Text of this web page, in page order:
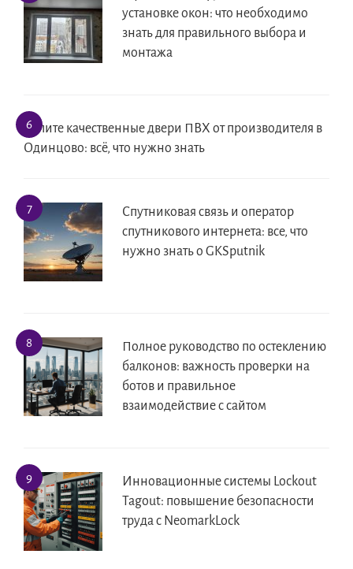
установке окон: что необходимо
знать для правильного выбора и
монтажа
Купите качественные двери ПВХ от производителя в
Одинцово: всё, что нужно знать
Спутниковая связь и оператор
спутникового интернета: все, что
нужно знать о GKSputnik
Полное руководство по остеклению
балконов: важность проверки на
ботов и правильное
взаимодействие с сайтом
Инновационные системы Lockout
Tagout: повышение безопасности
труда с NeomarkLock